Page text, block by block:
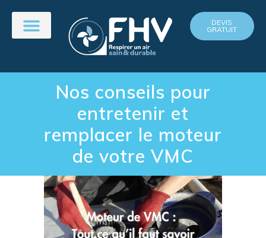
DEVIS
GRATUIT
Nos conseils pour
entretenir et
remplacer le moteur
de votre VMC